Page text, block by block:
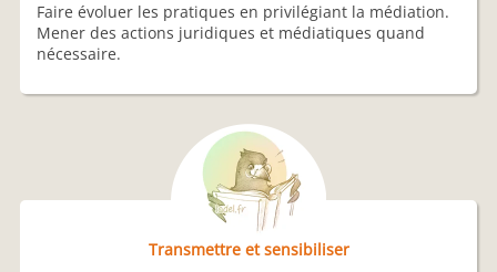
Faire évoluer les pratiques en privilégiant la médiation.
Mener des actions juridiques et médiatiques quand
nécessaire.
Transmettre et sensibiliser